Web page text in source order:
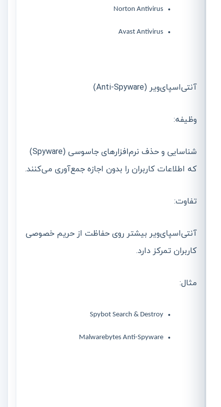
Norton Antivirus
Avast Antivirus
آنتی‌اسپای‌ویر (Anti-Spyware)
وظیفه:
شناسایی و حذف نرم‌افزارهای جاسوسی (Spyware)
که اطلاعات کاربران را بدون اجازه جمع‌آوری می‌کنند.
تفاوت:
آنتی‌اسپای‌ویر بیشتر روی حفاظت از حریم خصوصی
کاربران تمرکز دارد.
مثال:
Spybot Search & Destroy
Malwarebytes Anti-Spyware